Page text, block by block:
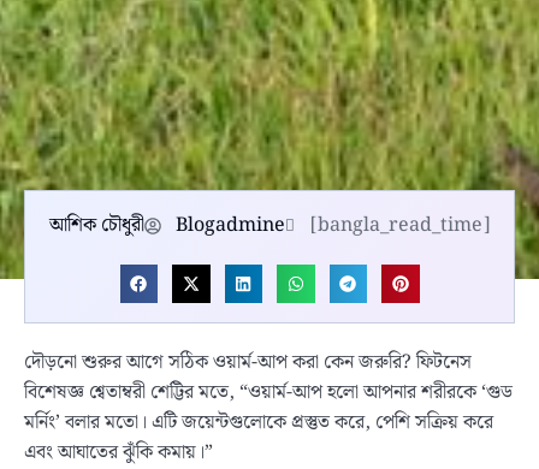
আশিক চৌধুরী Blogadmine [bangla_read_time]
দৌড়নো শুরুর আগে সঠিক ওয়ার্ম-আপ করা কেন জরুরি? ফিটনেস
বিশেষজ্ঞ শ্বেতাম্বরী শেট্টির মতে, “ওয়ার্ম-আপ হলো আপনার শরীরকে ‘গুড
মর্নিং’ বলার মতো। এটি জয়েন্টগুলোকে প্রস্তুত করে, পেশি সক্রিয় করে
এবং আঘাতের ঝুঁকি কমায়।”